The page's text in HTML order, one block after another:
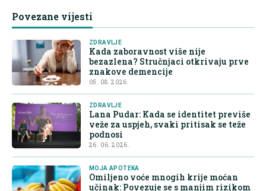
Povezane vijesti
ZDRAVLJE
Kada zaboravnost više nije
bezazlena? Stručnjaci otkrivaju prve
znakove demencije
05. 08. 2026.
ZDRAVLJE
Lana Pudar: Kada se identitet previše
veže za uspjeh, svaki pritisak se teže
podnosi
26. 06. 2026.
MOJA APOTEKA
Omiljeno voće mnogih krije moćan
učinak: Povezuje se s manjim rizikom